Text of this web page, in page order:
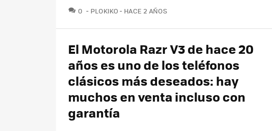
0 COMENTARIOS
PLOKIKO HACE 2 AÑOS
El Motorola Razr V3 de hace 20
años es uno de los teléfonos
clásicos más deseados: hay
muchos en venta incluso con
garantía